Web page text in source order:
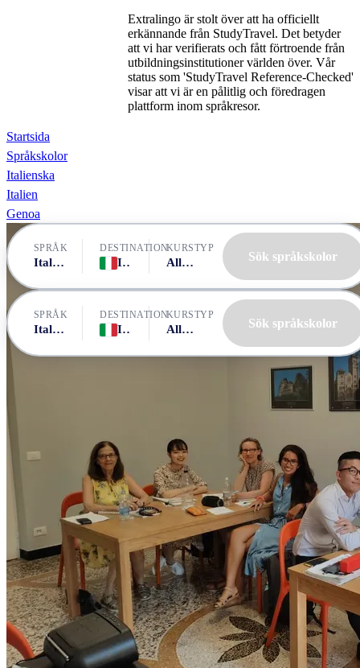
Extralingo är stolt över att ha officiellt
erkännande från StudyTravel. Det betyder
att vi har verifierats och fått förtroende från
utbildningsinstitutioner världen över. Vår
status som 'StudyTravel Reference-Checked'
visar att vi är en pålitlig och föredragen
plattform inom språkresor.
Startsida
Språkskolor
Italienska
Italien
Genoa
SPRÅK
Italienska
DESTINATION
Italien, Genoa
KURSTYP
Alla kurser Sök språkskolor
SPRÅK
Italienska
DESTINATION
Italien, Genoa
KURSTYP
Alla kurser Sök språkskolor